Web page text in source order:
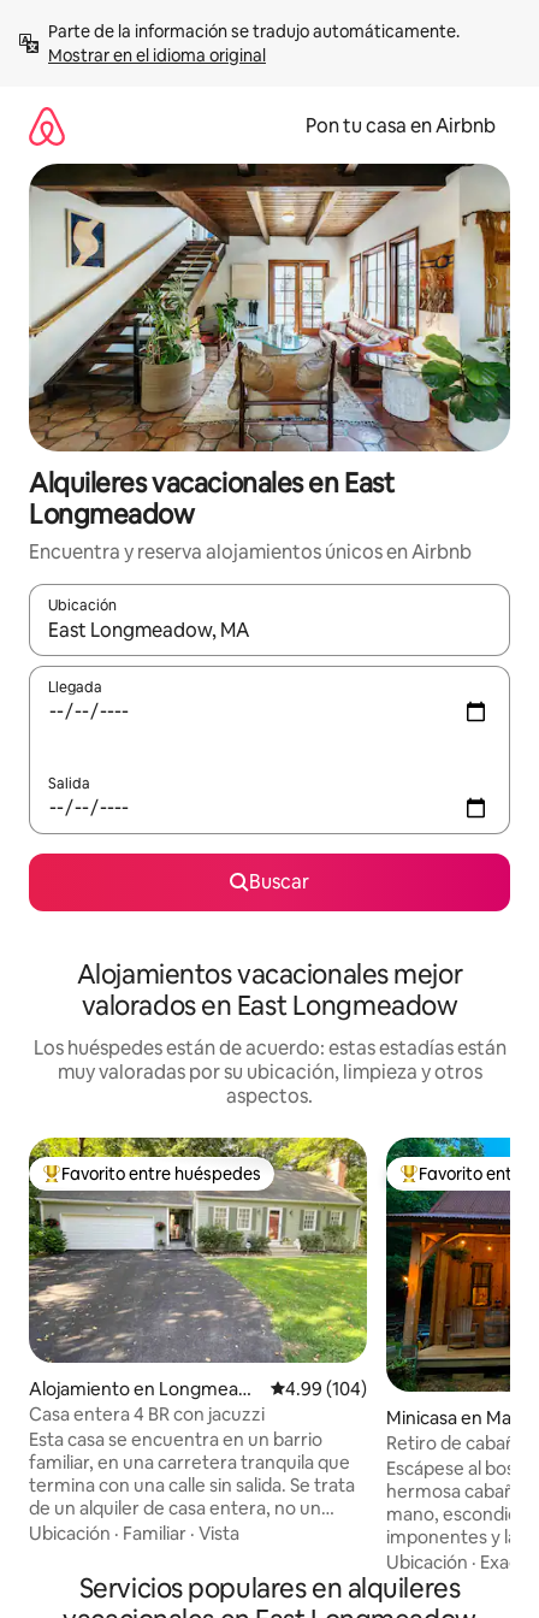
contenidoMostrar en el idioma original
Pon tu casa en Airbnb
Alquileres vacacionales en East
Longmeadow
Encuentra y reserva alojamientos únicos en Airbnb
Ubicación
Cuando los resultados estén disponibles, navega con las
Llegada
Salida
Buscar
Alojamientos vacacionales mejor
valorados en East Longmeadow
Los huéspedes están de acuerdo: estas estadías están
muy valoradas por su ubicación, limpieza y otros
aspectos.
Favorito entre huéspedes preferido
Favorito entre huéspedes
Alojamiento en Longmeado
w
Calificación promedio: 4.99 de
4.99 (104)
Casa entera 4 BR con jacuzzi
Esta casa se encuentra en un barrio
familiar, en una carretera tranquila que
termina con una calle sin salida. Se trata
de un alquiler de casa entera, no un
espacio compartido. Situado a
de Connecticut, hay un acceso rápido a
Rte. 91. El Aeropuerto Internacional
Ubicación · Familiar · Vista
Favorito entre
Favorito entre
Minicasa en
Retiro de cabaña
madera hecha a
Escápese al
hermosa cabaña
mano, escondida
imponentes y la
naturaleza.
vista, madera
atemporal, esta
Ubicación ·
Servicios populares en alquileres